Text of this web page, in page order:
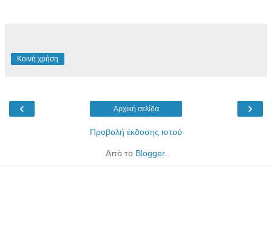
Κοινή χρήση
‹ ›
Αρχική σελίδα
Προβολή έκδοσης ιστού
Από το Blogger.